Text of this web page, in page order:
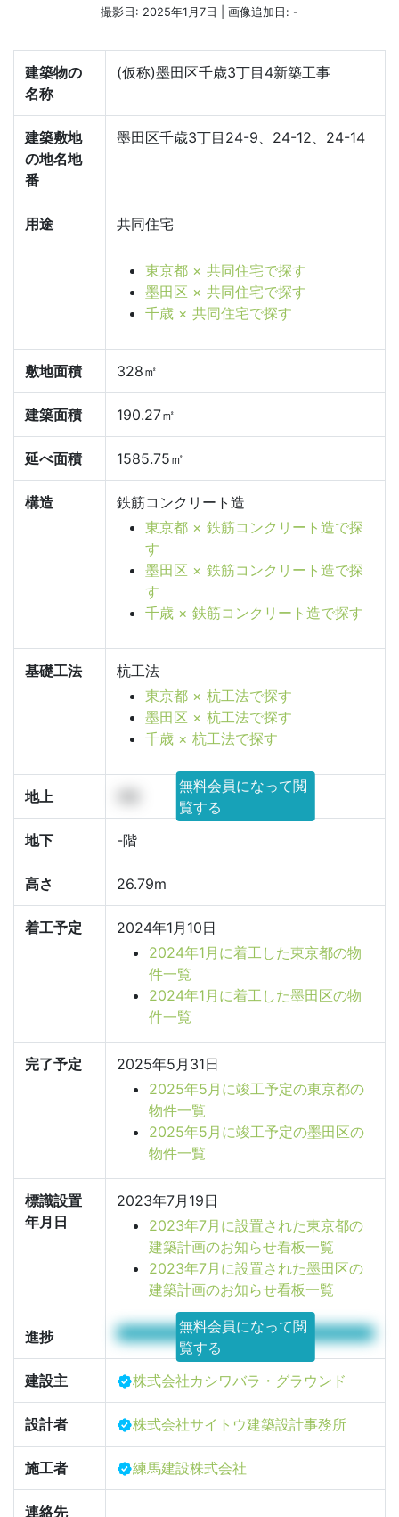
撮影日: 2025年1月7日 | 画像追加日: -
建築物の
名称
(仮称)墨田区千歳3丁目4新築工事
建築敷地
の地名地
番
墨田区千歳3丁目24-9、24-12、24-14
用途 共同住宅
東京都 × 共同住宅で探す
墨田区 × 共同住宅で探す
千歳 × 共同住宅で探す
敷地面積 328㎡
建築面積 190.27㎡
延べ面積 1585.75㎡
構造
鉄筋コンクリート造
東京都 × 鉄筋コンクリート造で探
す
墨田区 × 鉄筋コンクリート造で探
す
千歳 × 鉄筋コンクリート造で探す
基礎工法
杭工法
東京都 × 杭工法で探す
墨田区 × 杭工法で探す
千歳 × 杭工法で探す
地上
無料会員になって閲
覧する
地下
-階
高さ 26.79m
着工予定
2024年1月10日
2024年1月に着工した東京都の物
件一覧
2024年1月に着工した墨田区の物
件一覧
完了予定
2025年5月31日
2025年5月に竣工予定の東京都の
物件一覧
2025年5月に竣工予定の墨田区の
物件一覧
標識設置
年月日
2023年7月19日
2023年7月に設置された東京都の
建築計画のお知らせ看板一覧
2023年7月に設置された墨田区の
建築計画のお知らせ看板一覧
進捗 100%
無料会員になって閲
覧する
建設主
株式会社カシワバラ・グラウンド
設計者 株式会社サイトウ建築設計事務所
施工者 練馬建設株式会社
連絡先